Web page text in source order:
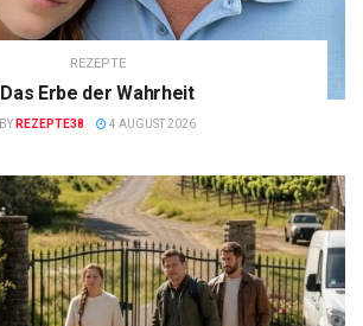
REZEPTE
Das Erbe der Wahrheit
BY REZEPTE38 4 AUGUST 2026